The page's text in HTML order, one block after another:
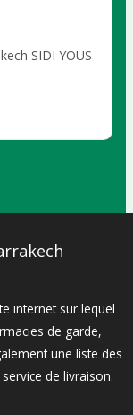
SIDI YOUS
internet sur lequel
de garde,
une liste des
de livraison.